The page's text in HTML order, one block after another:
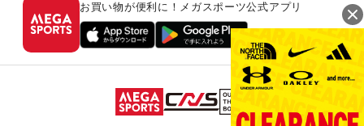
お買い物が便利に！メガスポーツ公式アプリ